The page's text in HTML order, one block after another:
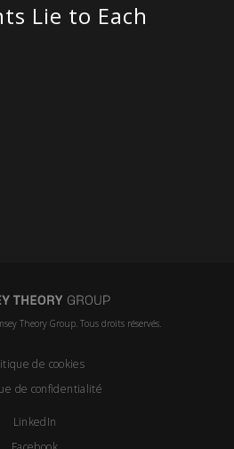
Lie to Each
Theory Group. Tous droits réservés.
de cookies
de confidentialité
LinkedIn